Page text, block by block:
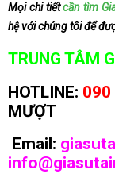
Mọi chi tiếtcần tìm
hệ với chúng tôi để
TRUNG TÂM
HOTLINE: 090
MƯỢT
Email: